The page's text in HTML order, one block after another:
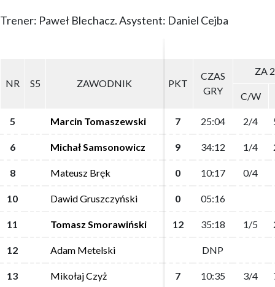
Trener: Paweł Blechacz. Asystent: Daniel Cejba
NR S5 ZAWODNIK PKT
CZAS
GRY
ZA 2
C/W
5 Marcin Tomaszewski 7 25:04 2/4
6 Michał Samsonowicz 9 34:12 1/4
8 Mateusz Bręk 0 10:17 0/4
10 Dawid Gruszczyński 0 05:16
11 Tomasz Smorawiński 12 35:18 1/5
12 Adam Metelski DNP
13 Mikołaj Czyż 7 10:35 3/4
NR S5 ZAWODNIK PKT
CZAS
GRY
ZA 2
C/W
5 Marcin Tomaszewski 7 25:04 2/4
6 Michał Samsonowicz 9 34:12 1/4
8 Mateusz Bręk 0 10:17 0/4
10 Dawid Gruszczyński 0 05:16
11 Tomasz Smorawiński 12 35:18 1/5
12 Adam Metelski DNP
13 Mikołaj Czyż 7 10:35 3/4